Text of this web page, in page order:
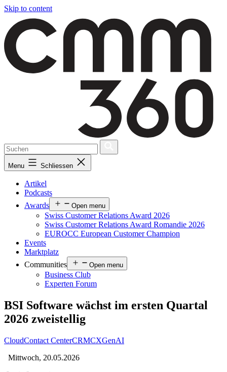
Skip to content
Menu Schliessen
Artikel
Podcasts
Awards
Open menu
Swiss Customer Relations Award 2026
Swiss Customer Relations Award Romandie 2026
EUROCC European Customer Champion
Events
Marktplatz
Communities
Open menu
Business Club
Experten Forum
BSI Software wächst im ersten Quartal
2026 zweistellig
CloudContact CenterCRMCXGenAI
Mittwoch, 20.05.2026